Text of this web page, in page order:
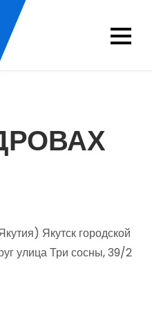
Якутск городской
улица Три сосны, 39/2